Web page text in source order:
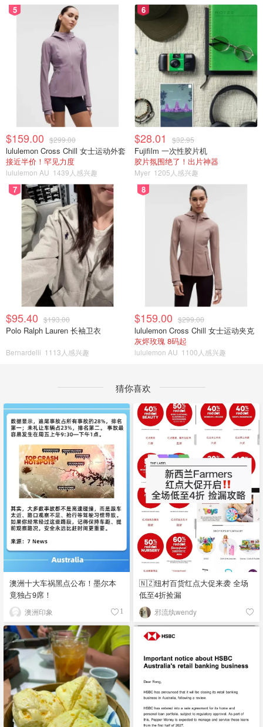
5
$159.00 $299.00
lululemon Cross Chill 女士运动外套
接近半价！罕见力度
lululemon AU 1439人感兴趣
6
$28.01 $32.95
Fujifilm 一次性胶片机
胶片氛围绝了！出片神器
Myer 1205人感兴趣
7
$95.40 $193.00
Polo Ralph Lauren 长袖卫衣
Bernardelli 1113人感兴趣
8
$159.00 $299.00
lululemon Cross Chill 女士运动夹克
灰烬玫瑰 8码起
lululemon AU 1100人感兴趣
猜你喜欢
澳洲十大车祸黑点公布！墨尔本
竟独占9席！
澳洲印象 1
🇳🇿纽村百货红点大促来袭 全场
低至4折捡漏
邪流纨wendy